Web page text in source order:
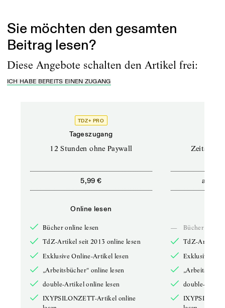
Sie möchten den gesamten
Beitrag lesen?
Diese Angebote schalten den Artikel frei:
ICH HABE BEREITS EINEN ZUGANG
TDZ+ PRO
Tageszugang
12 Stunden ohne Paywall
5,99 €
Online lesen
Bücher online lesen
TdZ-Artikel seit 2013 online lesen
Exklusive Online-Artikel lesen
„Arbeitsbücher“ online lesen
double-Artikel online lesen
IXYPSILONZETT-Artikel online
ab
—
Bücher online
TdZ-Artikel
Exklusive
double-